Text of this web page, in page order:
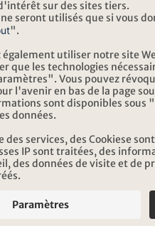
Direction le Cap Nord